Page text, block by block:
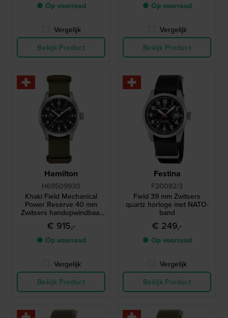
● Op voorraad
Vergelijk
Bekijk Product
● Op voorraad
Vergelijk
Bekijk Product
Hamilton
H69509930
Khaki Field Mechanical
Power Reserve 40 mm
Zwitsers handopwindbaar
horloge met gangreserve-
indicator
€ 915,-
● Op voorraad
Vergelijk
Bekijk Product
Festina
F20082/3
Field 39 mm Zwitsers
quartz horloge met NATO-
band
€ 249,-
● Op voorraad
Vergelijk
Bekijk Product